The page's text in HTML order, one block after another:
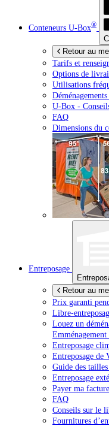
Conteneurs U-Box®
Retour au
Tarifs et
Options de
Utilisations
U-Box -
FAQ
Dimensions du
Entreposage
Retour au
Prix garanti
Libre-
Louez un
Entreposage
Entreposage de
Guide des
Entreposage
Payer ma
FAQ
Conseils sur le
Fournitures